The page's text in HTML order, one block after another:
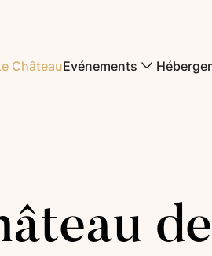
ChâteauEvénements